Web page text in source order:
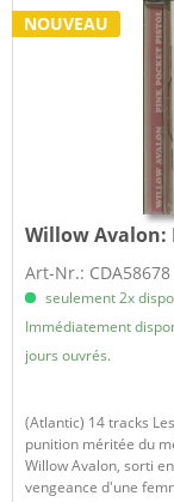
NOUVEAU
Willow Avalon:
Art-Nr.: CDA58678
seulement 2x
Immédiatement
jours ouvrés.
(Atlantic) 14 tracks
punition méritée du
Willow Avalon, sorti
vengeance d'une